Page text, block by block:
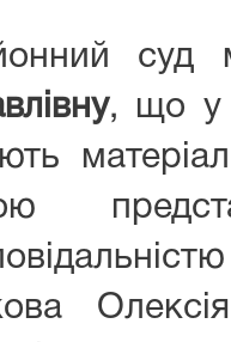
суд
, що у